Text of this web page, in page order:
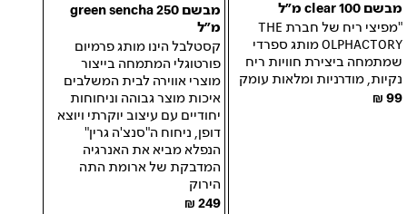
מבשם clear 100 מ״ל
99
"מפיצי ריח של חברת THE
OLPHACTORY מותג ספרדי
שמתמחה ביצירת חוויות ריח
נקיות, מודרניות ומלאות עומק
מבשם green sencha 250
מ״ל
249
קסטלבל הינו מותג פרמיום
פורטוגלי המתמחה בייצור
מוצרי אווירה לבית המשלבים
איכות מוצר גבוהה וניחוחות
יחודיים עם עיצוב יוקרתי ויוצא
דופן, ניחוח ה"סנצ'ה גרין"
הנפלא מביא את האנרגיה
המדבקת של ארומת התה
הירוק